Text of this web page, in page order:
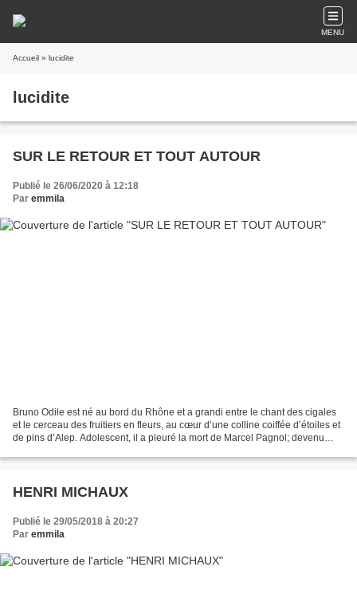
MENU
Accueil » lucidite
lucidite
SUR LE RETOUR ET TOUT AUTOUR
Publié le 26/06/2020 à 12:18
Par emmila
Bruno Odile est né au bord du Rhône et a grandi entre le chant des cigales
et le cerceau des fruitiers en fleurs, au cœur d’une colline coiffée d’étoiles et
de pins d’Alep. Adolescent, il a pleuré la mort de Marcel Pagnol; devenu
HENRI MICHAUX
Publié le 29/05/2018 à 20:27
Par emmila